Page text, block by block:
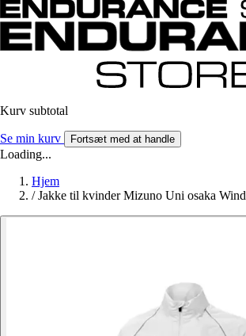
Kurv subtotal
Se min kurv Fortsæt med at handle
Loading...
Hjem
/ Jakke til kvinder Mizuno Uni osaka Wind